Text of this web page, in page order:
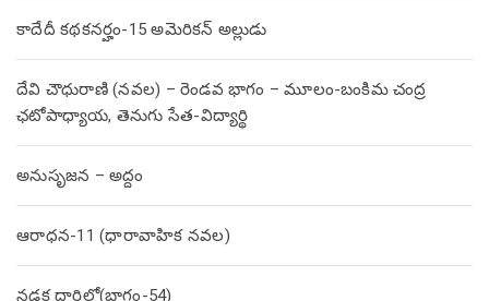
కాదేదీ కథకనర్హం-15 అమెరికన్ అల్లుడు
దేవి చౌధురాణి (నవల) – రెండవ భాగం – మూలం-బంకిమ చంద్ర
ఛటోపాధ్యాయ, తెనుగు సేత-విద్యార్థి
అనుసృజన – అద్దం
ఆరాధన-11 (ధారావాహిక నవల)
నడక దారిలో(భాగం-54)